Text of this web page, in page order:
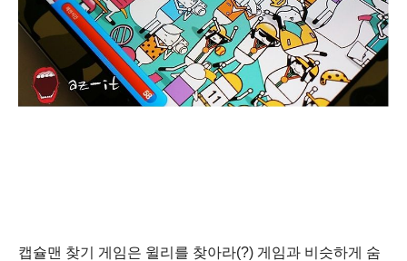
캡슐맨 찾기 게임은 윌리를 찾아라(?) 게임과 비슷하게 숨